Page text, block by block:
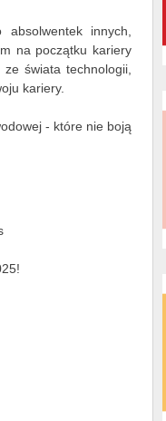
innych,
na początku kariery
świata technologii,
kariery.
- które nie boją